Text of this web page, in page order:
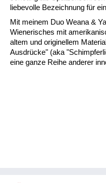
liebevolle Bezeichnung für
Mit meinem Duo Weana &
Wienerisches mit
altem und originellem
Ausdrücke" (aka
eine ganze Reihe anderer